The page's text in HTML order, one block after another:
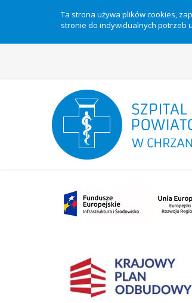
Ta strona używa plików cookies,
stronie do indywidualnych potrzeb